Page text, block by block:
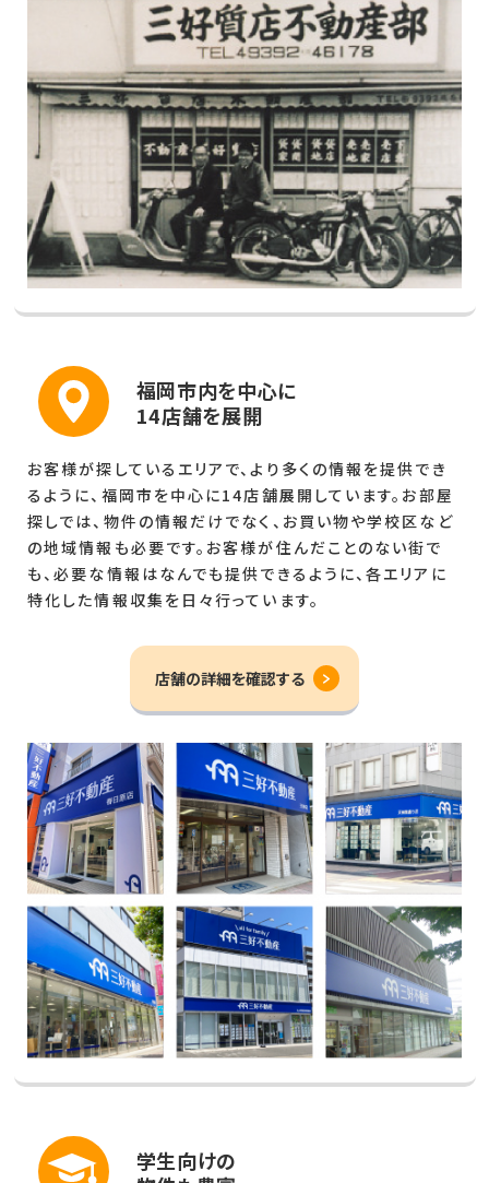
福岡市内を中心に
14店舗を展開
お客様が探しているエリアで、より多くの情報を提供でき
るように、福岡市を中心に14店舗展開しています。お部屋
探しでは、物件の情報だけでなく、お買い物や学校区など
の地域情報も必要です。お客様が住んだことのない街で
も、必要な情報はなんでも提供できるように、各エリアに
特化した情報収集を日々行っています。
店舗の詳細を確認する
学生向けの